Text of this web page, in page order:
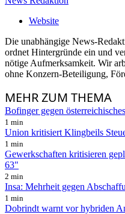
Website
Die unabhängige News-
ordnet Hintergründe ein und
nötige Aufmerksamkeit. Wir
ohne Konzern-Beteiligung,
MEHRZUM THEMA
Bofinger gegen
1 min
Union kritisiert Klingbeils
1 min
Gewerkschaften kritisieren
63"
2 min
Insa: Mehrheit gegen
1 min
Dobrindt warnt vor hybriden